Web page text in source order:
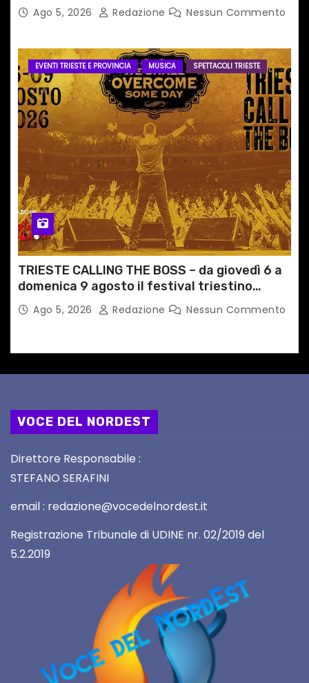
PERCORSI, FERMATE E ORARIO
Ago 5, 2026 Redazione Nessun Commento
EVENTI TRIESTE E PROVINCIA MUSICA SPETTACOLI TRIESTE
TRIESTE CALLING THE BOSS – da giovedì 6 a
domenica 9 agosto il festival triestino
dedicato a Springsteen
Ago 5, 2026 Redazione Nessun Commento
VOCE DEL NORDEST
Direttore Responsabile :
STEFANO SERAFINI
email : redazione@vocedelnordest.it
Registrazione Tribunale di UDINE nr. 02/2019 del
5.2.2019